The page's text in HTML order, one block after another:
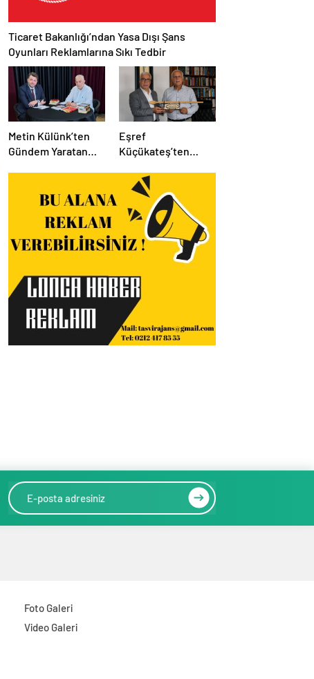
Ticaret Bakanlığı’ndan Yasa Dışı Şans
Oyunları Reklamlarına Sıkı Tedbir
Metin Külünk’ten
Gündem Yaratan
Siyasete İlişkin
Mesajlar
Eşref
Küçükateş’ten
Hüseyin Avni
Mutlu’ya Anlamlı
Ziyaret
Foto Galeri
Video Galeri